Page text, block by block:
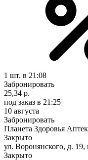
1 шт. в 21:08
Забронировать
25,34 р.
под заказ в 21:25
10 августа
Забронировать
Планета Здоровья
Закрыто
ул. Воронянского, д.
Закрыто